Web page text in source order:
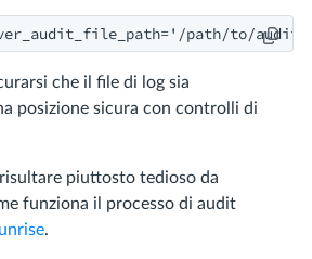
che il file di log sia
posizione sicura con controlli di
piuttosto tedioso da
funziona il processo di audit
.